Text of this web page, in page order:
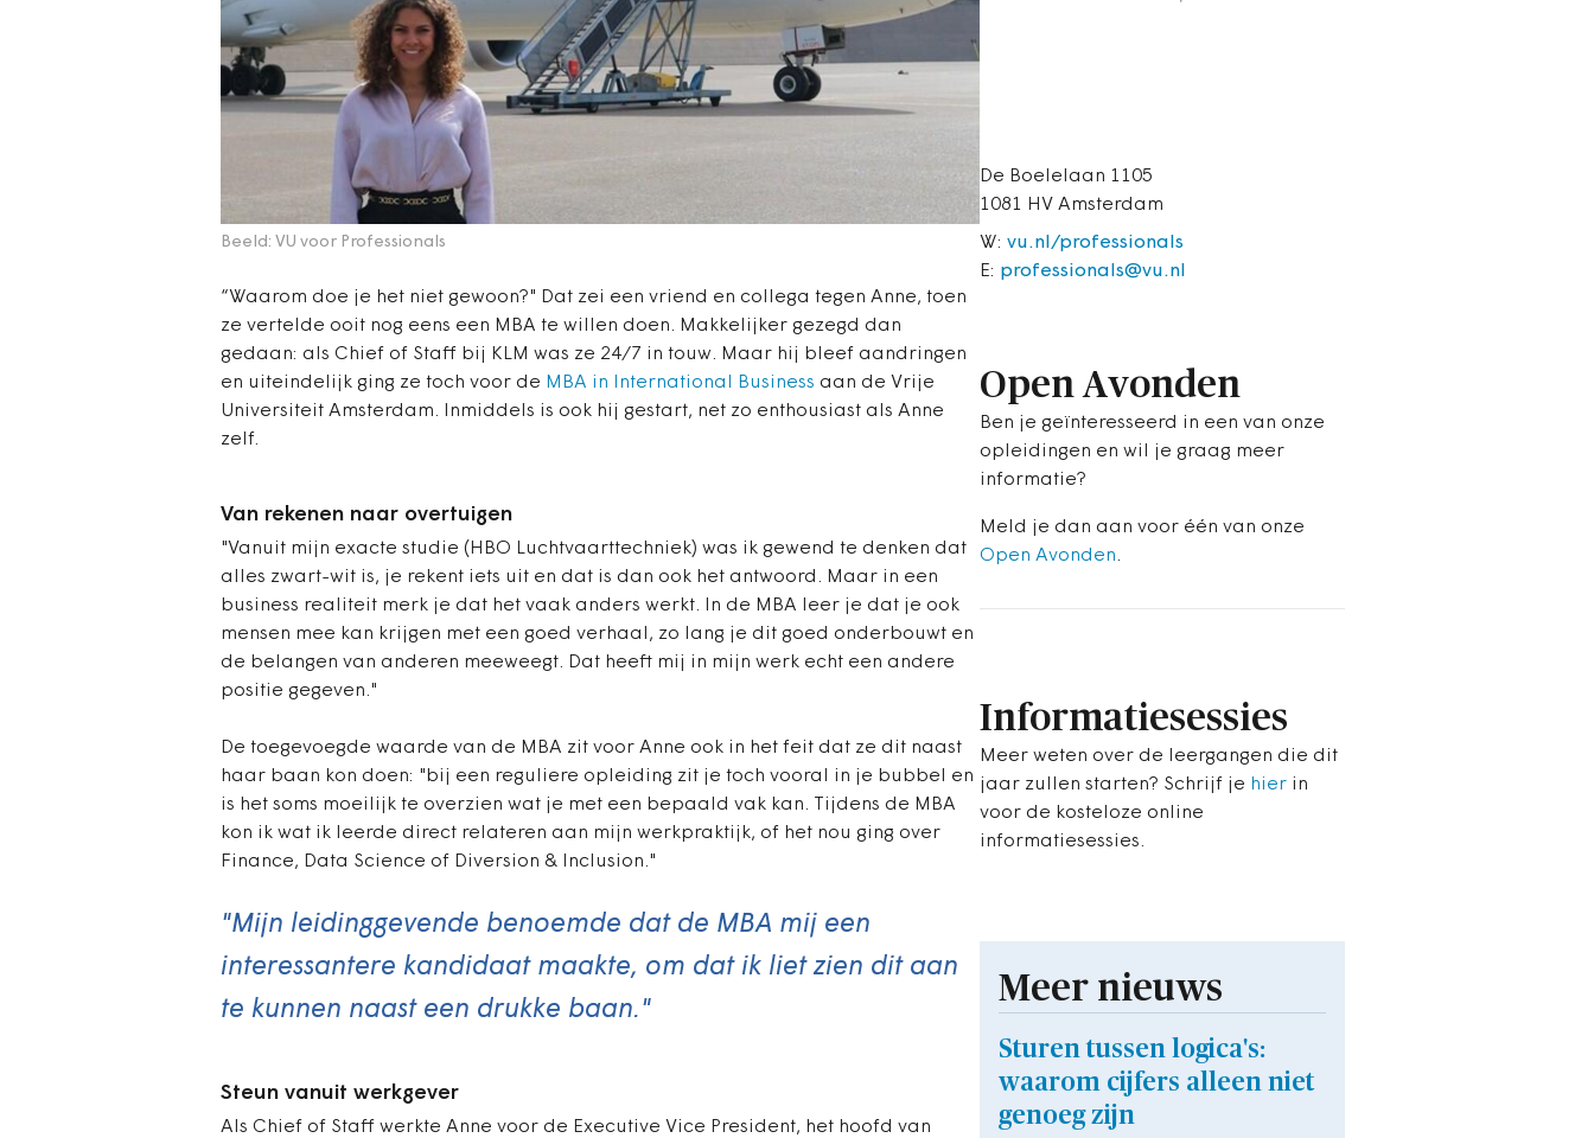
Beeld: VU voor Professionals
“Waarom doe je het niet gewoon?" Dat zei een vriend en collega tegen Anne, toen
ze vertelde ooit nog eens een MBA te willen doen. Makkelijker gezegd dan
gedaan: als Chief of Staff bij KLM was ze 24/7 in touw. Maar hij bleef aandringen
en uiteindelijk ging ze toch voor de MBA in International Business aan de Vrije
Universiteit Amsterdam. Inmiddels is ook hij gestart, net zo enthousiast als Anne
zelf.
Van rekenen naar overtuigen
"Vanuit mijn exacte studie (HBO Luchtvaarttechniek) was ik gewend te denken dat
alles zwart-wit is, je rekent iets uit en dat is dan ook het antwoord. Maar in een
business realiteit merk je dat het vaak anders werkt. In de MBA leer je dat je ook
mensen mee kan krijgen met een goed verhaal, zo lang je dit goed onderbouwt en
de belangen van anderen meeweegt. Dat heeft mij in mijn werk echt een andere
positie gegeven."
De toegevoegde waarde van de MBA zit voor Anne ook in het feit dat ze dit naast
haar baan kon doen: "bij een reguliere opleiding zit je toch vooral in je bubbel en
is het soms moeilijk te overzien wat je met een bepaald vak kan. Tijdens de MBA
kon ik wat ik leerde direct relateren aan mijn werkpraktijk, of het nou ging over
Finance, Data Science of Diversion & Inclusion."
"Mijn leidinggevende benoemde dat de MBA mij een
interessantere kandidaat maakte, om dat ik liet zien dit aan
te kunnen naast een drukke baan."
Steun vanuit werkgever
Als Chief of Staff werkte Anne voor de Executive Vice President, het hoofd van
De Boelelaan 1105
1081 HV Amsterdam
W: vu.nl/professionals
E: professionals@vu.nl
Open Avonden
Ben je geïnteresseerd in een van onze
opleidingen en wil je graag meer
informatie?
Meld je dan aan voor één van onze
Open Avonden.
Informatiesessies
Meer weten over de leergangen die dit
jaar zullen starten? Schrijf je hier in
voor de kosteloze online
informatiesessies.
Meer nieuws
Sturen tussen logica's:
waarom cijfers alleen niet
genoeg zijn